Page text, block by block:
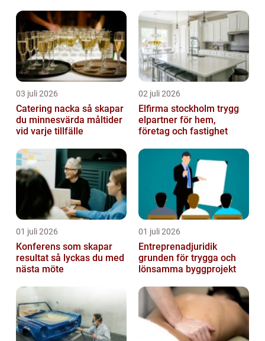
03 juli 2026
Catering nacka så skapar
du minnesvärda måltider
vid varje tillfälle
02 juli 2026
Elfirma stockholm trygg
elpartner för hem,
företag och fastighet
01 juli 2026
Konferens som skapar
resultat så lyckas du med
nästa möte
01 juli 2026
Entreprenadjuridik
grunden för trygga och
lönsamma byggprojekt